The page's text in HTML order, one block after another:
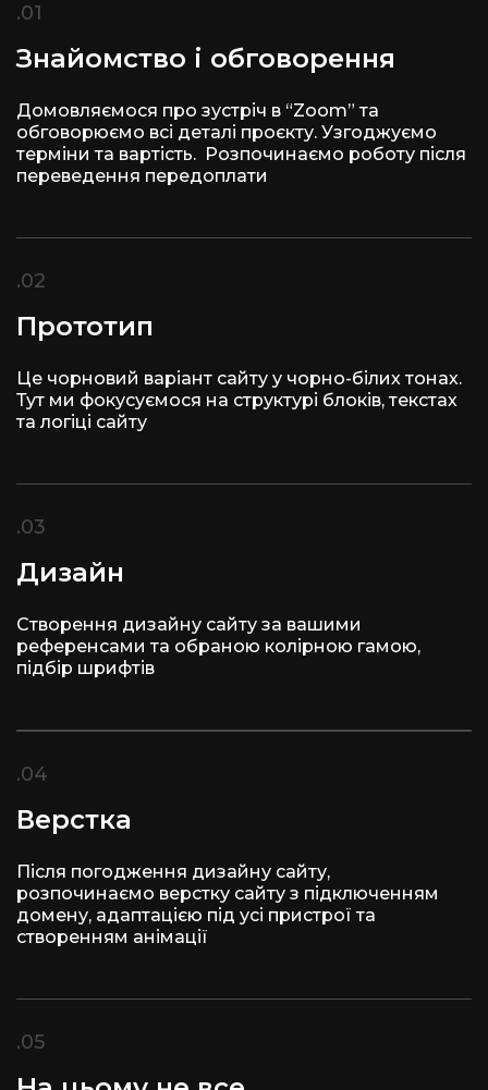
.01
Знайомство і обговорення
Домовляємося про зустріч в “Zoom” та
обговорюємо всі деталі проєкту. Узгоджуємо
терміни та вартість. Розпочинаємо роботу після
переведення передоплати
.02
Прототип
Це чорновий варіант сайту у чорно-білих тонах.
Тут ми фокусуємося на структурі блоків, текстах
та логіці сайту
.03
Дизайн
Створення дизайну сайту за вашими
референсами та обраною колірною гамою,
підбір шрифтів
.04
Верстка
Після погодження дизайну сайту,
розпочинаємо верстку сайту з підключенням
домену, адаптацією під усі пристрої та
створенням анімації
.05